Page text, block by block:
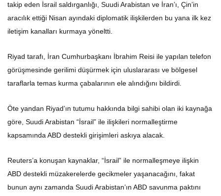
takip eden İsrail saldırganlığı, Suudi Arabistan ve İran’ı, Çin’in
aracılık ettiği Nisan ayındaki diplomatik ilişkilerden bu yana ilk kez
iletişim kanalları kurmaya yöneltti.
Riyad tarafı, İran Cumhurbaşkanı İbrahim Reisi ile yapılan telefon
görüşmesinde gerilimi düşürmek için uluslararası ve bölgesel
taraflarla temas kurma çabalarının ele alındığını bildirdi.
Öte yandan Riyad’ın tutumu hakkında bilgi sahibi olan iki kaynağa
göre, Suudi Arabistan “İsrail” ile ilişkileri normalleştirme
kapsamında ABD destekli girişimleri askıya alacak.
Reuters’a konuşan kaynaklar, “İsrail” ile normalleşmeye ilişkin
ABD destekli müzakerelerde gecikmeler yaşanacağını, fakat
bunun aynı zamanda Suudi Arabistan’ın ABD savunma paktını